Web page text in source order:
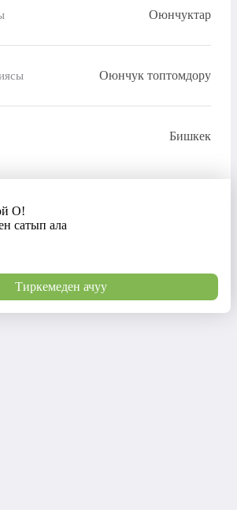
Оюнчуктар
Оюнчук топтомдору
Бишкек
О!
сатып ала
Тиркемеден ачуу